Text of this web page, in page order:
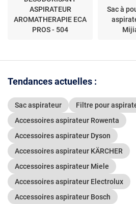
ASPIRATEUR
AROMATHERAPIE ECA
PROS - 504
Sac à
Tendances actuelles :
Sac aspirateur
Filtre pour
Accessoires aspirateur Rowenta
Accessoires aspirateur Dyson
Accessoires aspirateur KÄRCHER
Accessoires aspirateur Miele
Accessoires aspirateur Electrolux
Accessoires aspirateur Bosch